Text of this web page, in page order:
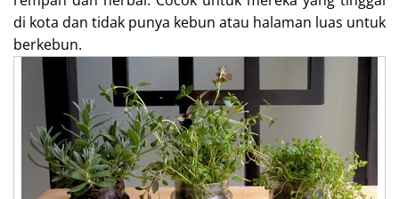
di kota dan tidak punya kebun atau halaman luas untuk
berkebun.